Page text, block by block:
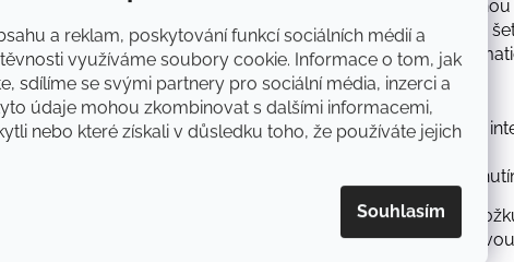
a reklam, poskytování funkcí sociálních médií a
využíváme soubory cookie. Informace o tom, jak
sdílíme se svými partnery pro sociální média, inzerci a
údaje mohou zkombinovat s dalšími informacemi,
nebo které získali v důsledku toho, že používáte jejich
Souhlasím
a hedvábí je unikátní kombinace, která absorbuje
bez zanechání zbytků ve vlasech. Suchý šampon je pro své
muže, sportovce, při cestování, tak i pro citlivou a
přebytečnou mastnotu a osvěžuje vlasy. Prodlužuje
ochranu proti UV zářením. Chrání barvu před
Před použitím důkladně protřepejte. Aplikujte na vlasy a
zaschnout a poté promasírujte prsty a pokračujte s